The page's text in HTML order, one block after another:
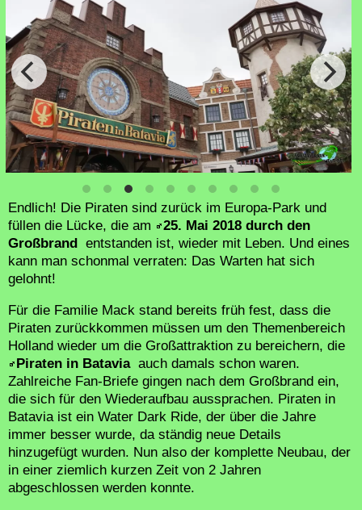
Endlich! Die Piraten sind zurück im Europa-Park und
füllen die Lücke, die am
25. Mai 2018 durch den
Großbrand entstanden ist, wieder mit Leben. Und eines
kann man schonmal verraten: Das Warten hat sich
gelohnt!
Für die Familie Mack stand bereits früh fest, dass die
Piraten zurückkommen müssen um den Themenbereich
Holland wieder um die Großattraktion zu bereichern, die
Piraten in Batavia auch damals schon waren.
Zahlreiche Fan-Briefe gingen nach dem Großbrand ein,
die sich für den Wiederaufbau aussprachen. Piraten in
Batavia ist ein Water Dark Ride, der über die Jahre
immer besser wurde, da ständig neue Details
hinzugefügt wurden. Nun also der komplette Neubau, der
in einer ziemlich kurzen Zeit von 2 Jahren
abgeschlossen werden konnte.